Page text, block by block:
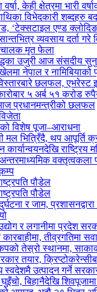
केही क्षेत्रमा भारी
विभेदकारी शब्दहरु
‘टेक्सटाइल एण्ड
व्यवसाय दर्ता गरे
चालक मृत फेला
उजुरी आज संसदीय
नेपाल र नामिबियाको
छलफल, एभरेस्ट
५ अर्ब ५१ करोड
आज प्रधानमन्त्रीको छलफल
विशेष पूजा–आराधना
मल भित्रिँदै, थप आपूर्ति
वक्तृत्वकला
पौडेल
पौडेल
र जाम,
र लगानीमा प्रदेश
तीव्रगतिमा
तेस्रो स्थानमा,
तयार,
उत्पादन गर्ने
बिहानैदेखि